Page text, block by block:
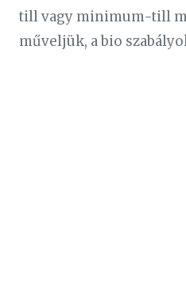
till vagy minimum-till
műveljük, a bio